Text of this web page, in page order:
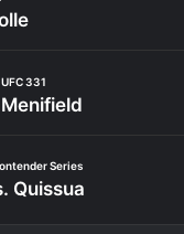
331
Series
Quissua